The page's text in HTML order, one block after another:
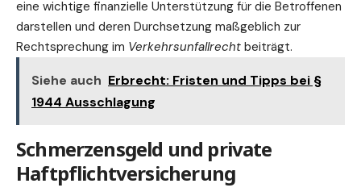
eine wichtige finanzielle Unterstützung für die Betroffenen
darstellen und deren Durchsetzung maßgeblich zur
Rechtsprechung im Verkehrsunfallrecht beiträgt.
Siehe auch Erbrecht: Fristen und Tipps bei §
1944 Ausschlagung
Schmerzensgeld und private
Haftpflichtversicherung